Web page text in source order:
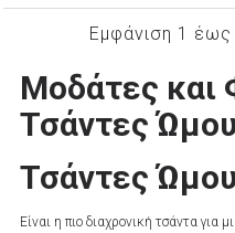
Μοδάτες και
Τσάντες
Τσάντες
Είναι η πιο διαχρονική τσάντα για
Εμφάνιση 1